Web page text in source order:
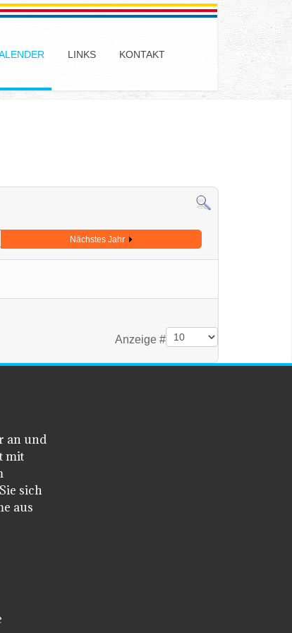
LINKS KONTAKT
Nächstes Jahr
Anzeige #
an und
mit
sich
aus